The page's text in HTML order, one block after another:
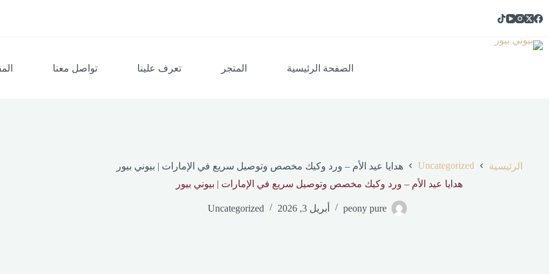
الصفحة الرئيسية المتجر تعرف علينا تواصل معنا
الرئيسية Uncategorized
هدايا عيد الأم – ورد وكيك مخصص وتوصيل سريع في الإمارات | بيوني بيور
هدايا عيد الأم – ورد وكيك مخصص وتوصيل سريع في الإمارات | بيوني بيور
peony pure أبريل 3, 2026 Uncategorized